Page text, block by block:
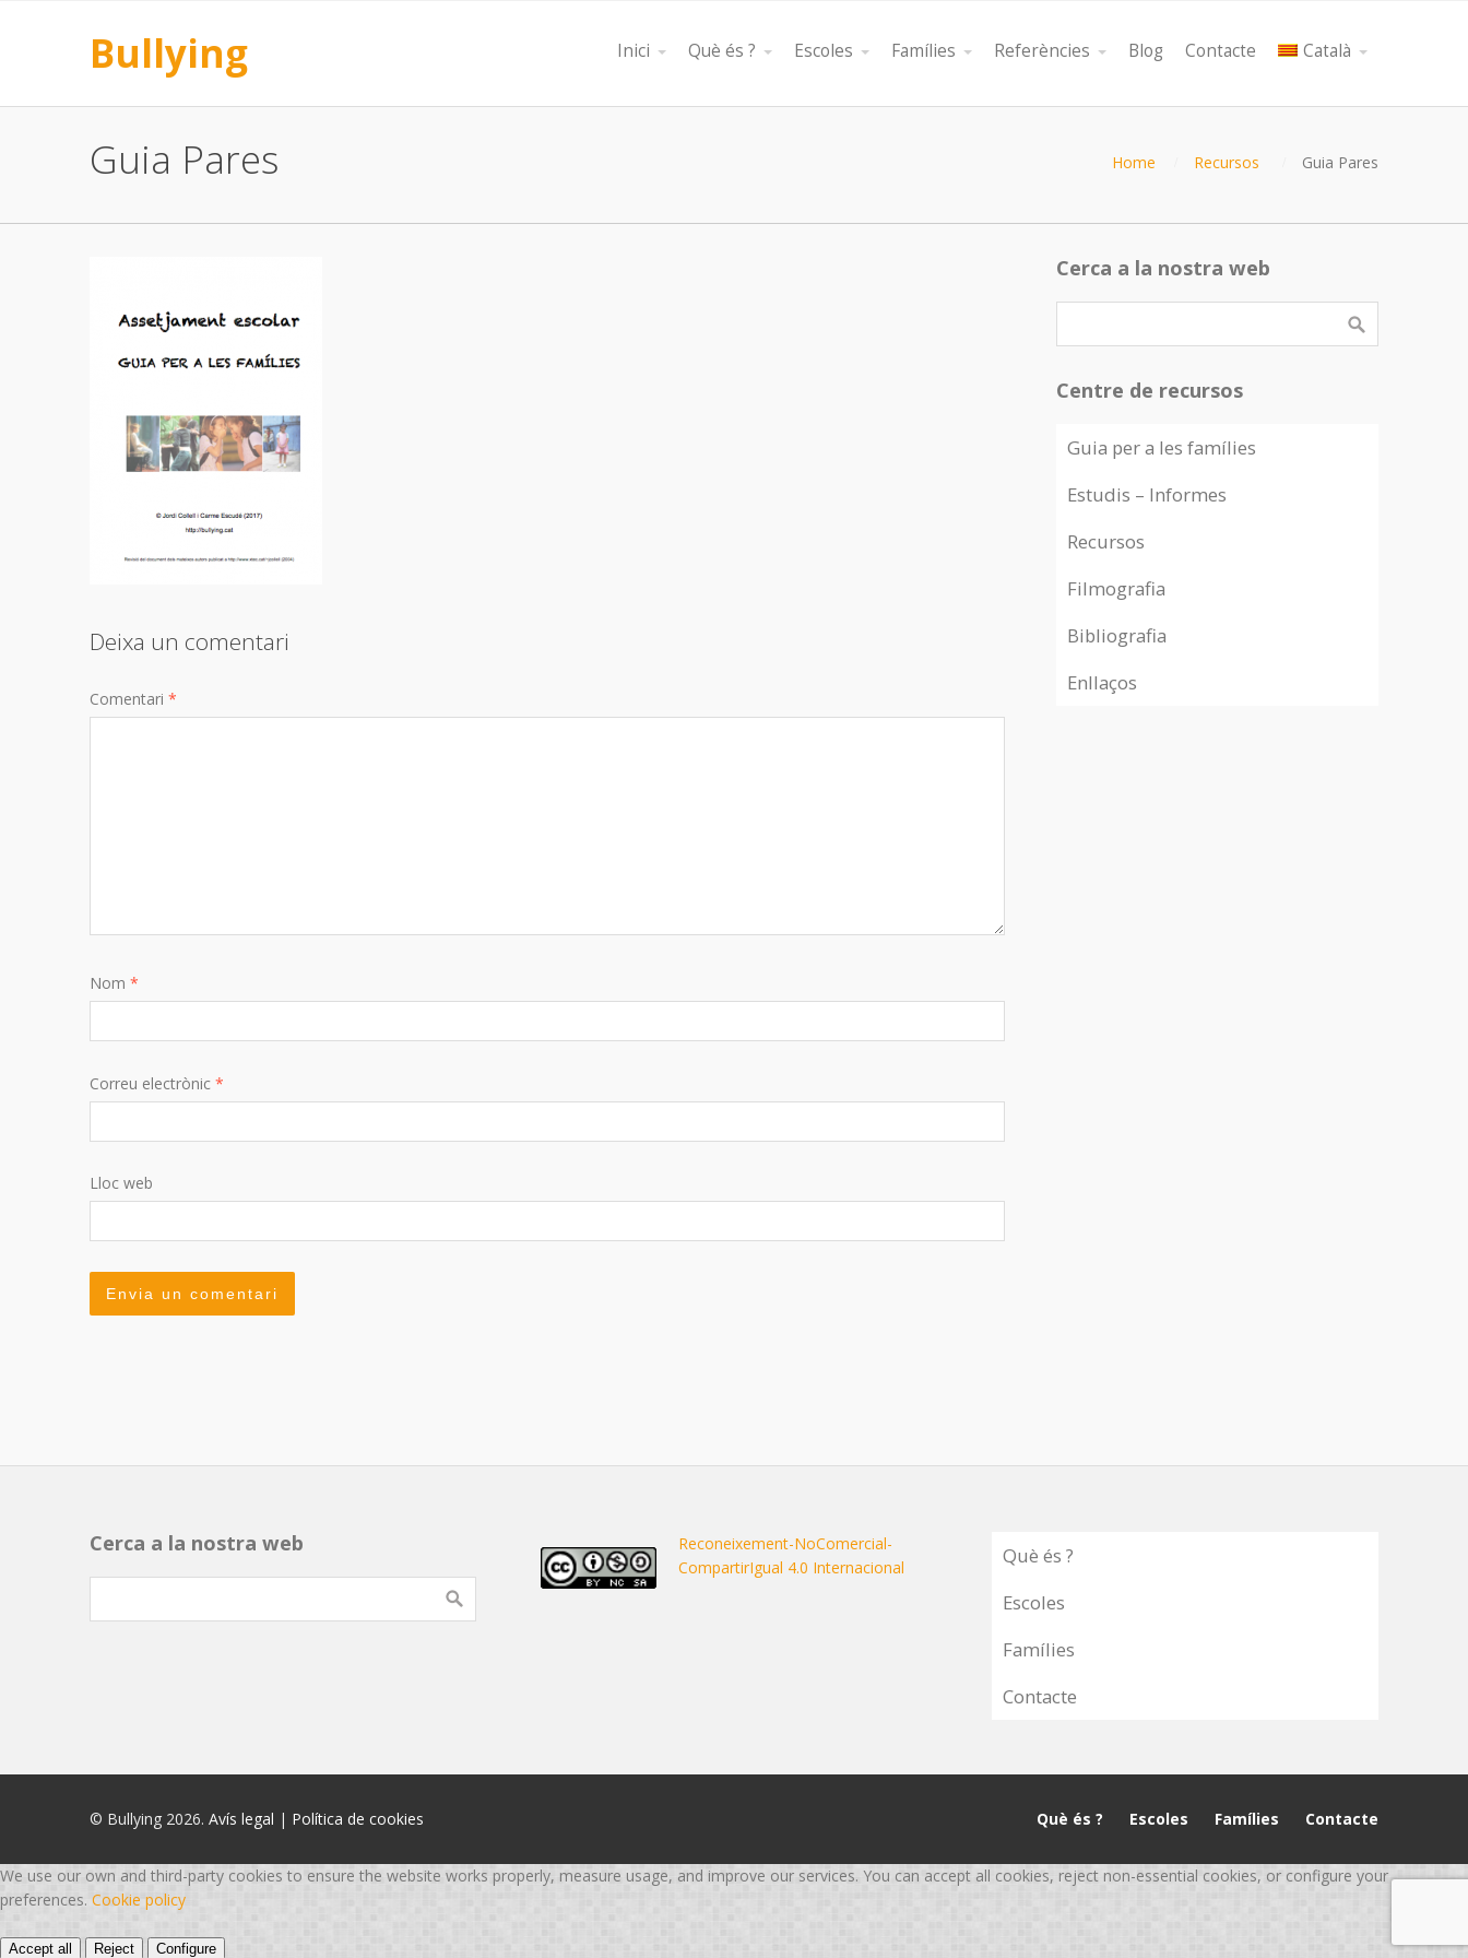
Bullying Inici Què és ? Escoles Famílies Referències Blog Contacte Català
Guia Pares Home Recursos Guia Pares
Deixa un comentari
Comentari *
Nom *
Correu electrònic *
Lloc web
Cerca a la nostra web
Centre de recursos
Guia per a les famílies
Estudis – Informes
Recursos
Filmografia
Bibliografia
Enllaços
Cerca a la nostra web
Reconeixement-NoComercial-
CompartirIgual 4.0 Internacional
Què és ?
Escoles
Famílies
Contacte
Què és ? Escoles Famílies Contacte
© Bullying 2026. Avís legal | Política de cookies
We use our own and third-party cookies to ensure the website works properly, measure usage, and improve our services. You can accept all cookies, reject non-essential cookies, or configure your
preferences. Cookie policy
Accept all Reject Configure